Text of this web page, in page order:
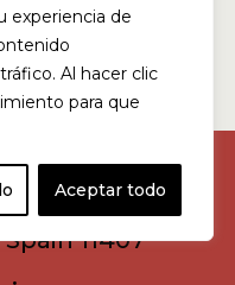
experiencia de
Al hacer clic
para que
Aceptar todo
11407